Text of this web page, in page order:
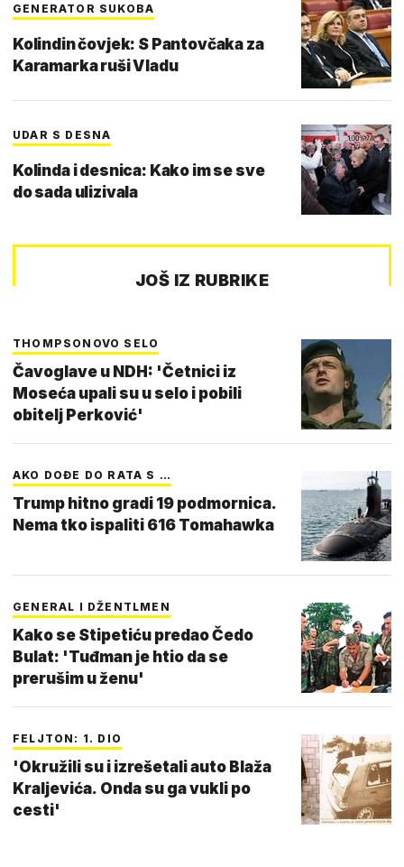
GENERATOR SUKOBA
Kolindin čovjek: S Pantovčaka za
Karamarka ruši Vladu
UDAR S DESNA
Kolinda i desnica: Kako im se sve
do sada ulizivala
JOŠ IZ RUBRIKE
THOMPSONOVO SELO
Čavoglave u NDH: 'Četnici iz
Moseća upali su u selo i pobili
obitelj Perković'
AKO DOĐE DO RATA S …
Trump hitno gradi 19 podmornica.
Nema tko ispaliti 616 Tomahawka
GENERAL I DŽENTLMEN
Kako se Stipetiću predao Čedo
Bulat: 'Tuđman je htio da se
prerušim u ženu'
FELJTON: 1. DIO
'Okružili su i izrešetali auto Blaža
Kraljevića. Onda su ga vukli po
cesti'